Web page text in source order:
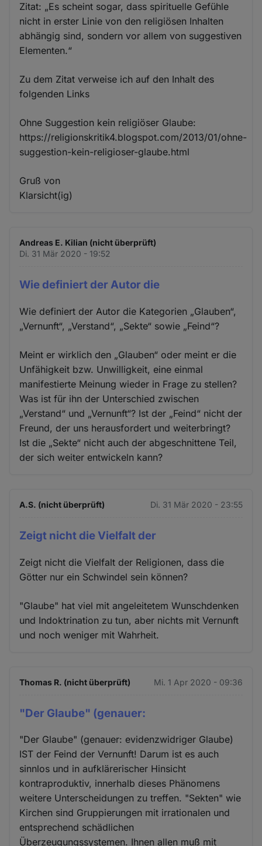
Zitat: „Es scheint sogar, dass spirituelle Gefühle
nicht in erster Linie von den religiösen Inhalten
abhängig sind, sondern vor allem von suggestiven
Elementen.“
Zu dem Zitat verweise ich auf den Inhalt des
folgenden Links
Ohne Suggestion kein religiöser Glaube:
https://religionskritik4.blogspot.com/2013/01/ohne-
suggestion-kein-religioser-glaube.html
Gruß von
Klarsicht(ig)
Andreas E. Kilian (nicht überprüft)
Di. 31 Mär 2020 - 19:52
Wie definiert der Autor die
Wie definiert der Autor die Kategorien „Glauben“,
„Vernunft“, „Verstand“, „Sekte“ sowie „Feind“?
Meint er wirklich den „Glauben“ oder meint er die
Unfähigkeit bzw. Unwilligkeit, eine einmal
manifestierte Meinung wieder in Frage zu stellen?
Was ist für ihn der Unterschied zwischen
„Verstand“ und „Vernunft“? Ist der „Feind“ nicht der
Freund, der uns herausfordert und weiterbringt?
Ist die „Sekte“ nicht auch der abgeschnittene Teil,
der sich weiter entwickeln kann?
A.S. (nicht überprüft) Di. 31 Mär 2020 - 23:55
Zeigt nicht die Vielfalt der
Zeigt nicht die Vielfalt der Religionen, dass die
Götter nur ein Schwindel sein können?
"Glaube" hat viel mit angeleitetem Wunschdenken
und Indoktrination zu tun, aber nichts mit Vernunft
und noch weniger mit Wahrheit.
Thomas R. (nicht überprüft) Mi. 1 Apr 2020 - 09:36
"Der Glaube" (genauer:
"Der Glaube" (genauer: evidenzwidriger Glaube)
IST der Feind der Vernunft! Darum ist es auch
sinnlos und in aufklärerischer Hinsicht
kontraproduktiv, innerhalb dieses Phänomens
weitere Unterscheidungen zu treffen. "Sekten" wie
Kirchen sind Gruppierungen mit irrationalen und
entsprechend schädlichen
Überzeugungssystemen. Ihnen allen muß mit